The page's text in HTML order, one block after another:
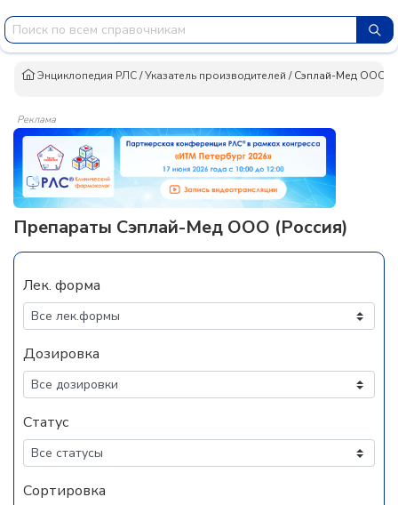
Энциклопедия РЛС/Указатель производителей /Сэплай-Мед ООО
Реклама
Препараты Сэплай-Мед ООО (Россия)
Лек. форма
Дозировка
Статус
Сортировка